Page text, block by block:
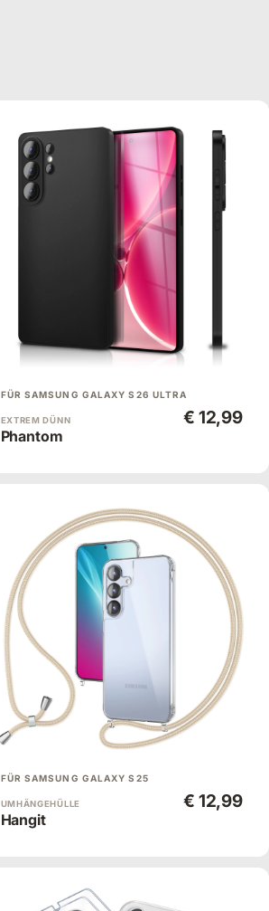
FÜR SAMSUNG GALAXY S26 ULTRA
EXTREM DÜNN
Phantom
€ 12,99
FÜR SAMSUNG GALAXY S25
UMHÄNGEHÜLLE
Hangit
€ 12,99